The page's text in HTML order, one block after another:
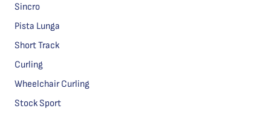
Sincro
Pista Lunga
Short Track
Curling
Wheelchair Curling
Stock Sport